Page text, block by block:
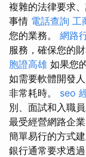
複雜的法律要求
事情 電話查詢 工
您的業務。 網路
服務，確保您的
胞證高雄 如果您
如需要軟體開發
非常耗時。 seo
別、面試和入職
最受經營網路企
簡單易行的方式
銀行通常要求透